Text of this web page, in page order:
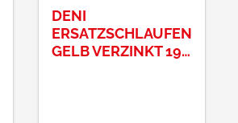
DENI
ERSATZSCHLAUFEN
GELB VERZINKT 19